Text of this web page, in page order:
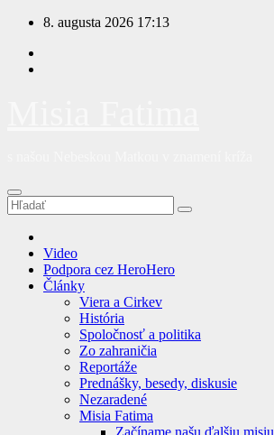
Prejsť
obsah
8. augusta 2026 17:13
Video
Podpora cez HeroHero
Články
Viera a Cirkev
História
Spoločnosť a politika
Zo zahraničia
Reportáže
Prednášky, besedy, diskusie
Nezaradené
Misia Fatima
Začíname našu ďalšiu misiu